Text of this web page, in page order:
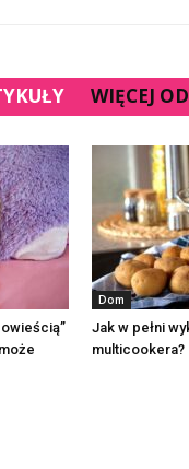
WIĘCEJ
Dom
Jak w pełni
multicookera?